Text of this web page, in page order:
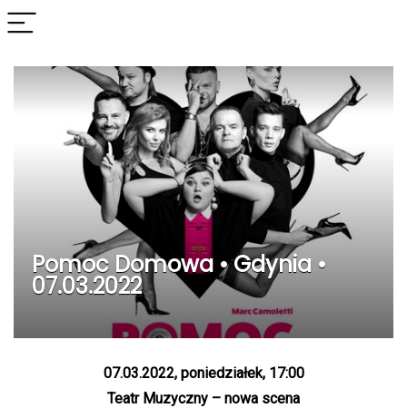
Pomoc Domowa • Gdynia •
07.03.2022
07.03.2022, poniedziałek, 17:00
Teatr Muzyczny – nowa scena